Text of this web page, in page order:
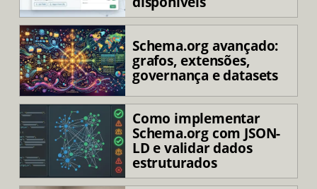
Schema.org avançado:
grafos, extensões,
governança e datasets
Como implementar
Schema.org com JSON-
LD e validar dados
estruturados